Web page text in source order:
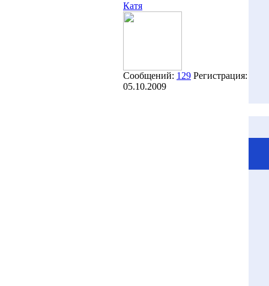
Катя
Сообщений: 129 Регистрация:
05.10.2009